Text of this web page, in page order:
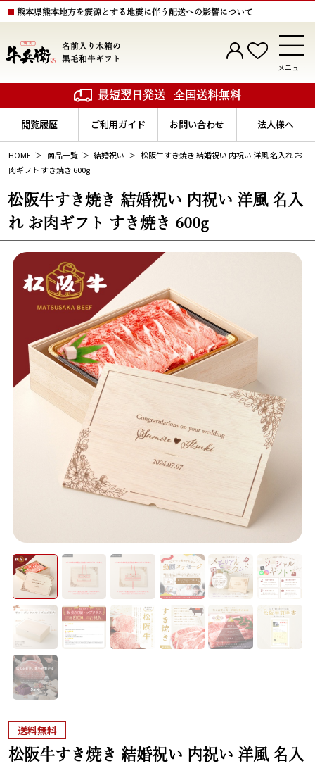
熊本県熊本地方を震源とする地震に伴う配送への影響について
名前入り木箱の
黒毛和牛ギフト
メニュー
最短翌日発送 全国送料無料
閲覧履歴 ご利用ガイド お問い合わせ 法人様へ
HOME 商品一覧 結婚祝い
松阪牛すき焼き 結婚祝い 内祝い 洋風 名入れ お
肉ギフト すき焼き 600g
松阪牛すき焼き 結婚祝い 内祝い 洋風 名入
れ お肉ギフト すき焼き 600g
送料無料
松阪牛すき焼き 結婚祝い 内祝い 洋風 名入